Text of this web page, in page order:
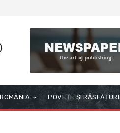
POVEȚE ȘI RĂSFĂȚURI